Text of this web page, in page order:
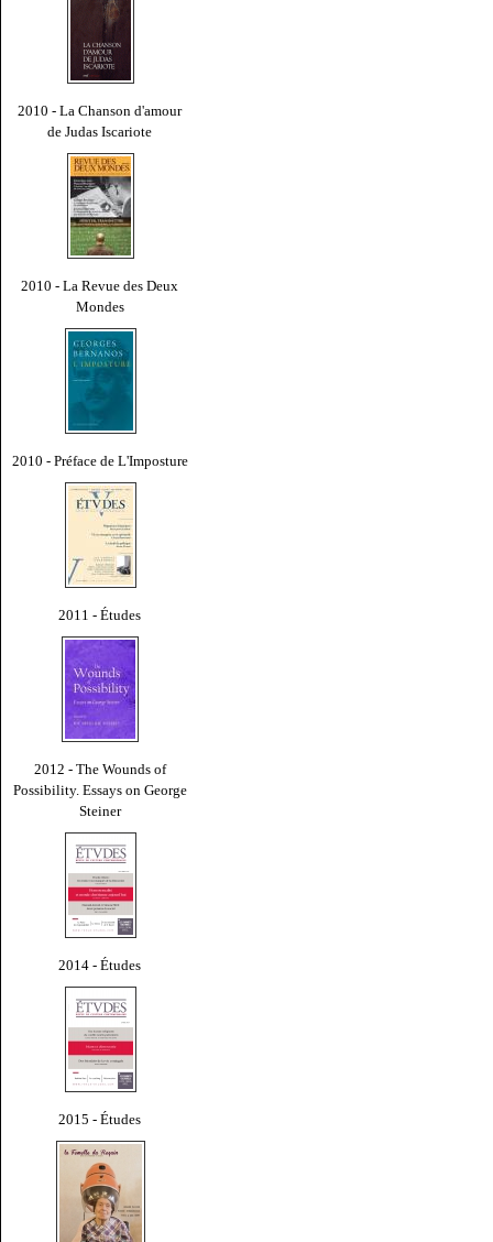
2010 - La Chanson d'amour
de Judas Iscariote
2010 - La Revue des Deux
Mondes
2010 - Préface de L'Imposture
2011 - Études
2012 - The Wounds of
Possibility. Essays on George
Steiner
2014 - Études
2015 - Études